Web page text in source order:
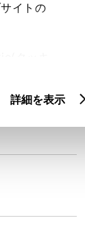
イトの
詳細を表示